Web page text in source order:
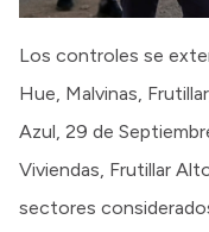
Los controles se
Hue, Malvinas,
Azul, 29 de
Viviendas, Frutillar
sectores